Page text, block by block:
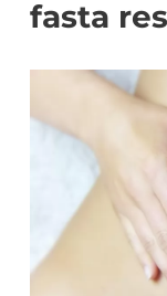
fasta